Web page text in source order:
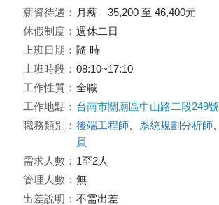
薪資待遇： 月薪 35,200 至 46,400元
休假制度： 週休二日
上班日期： 隨 時
上班時段： 08:10~17:10
工作性質： 全職
工作地點： 台南市關廟區中山路二段249號
職務類別： 後端工程師 系統規劃分析師
員
需求人數： 1至2人
管理人數： 無
出差說明： 不需出差